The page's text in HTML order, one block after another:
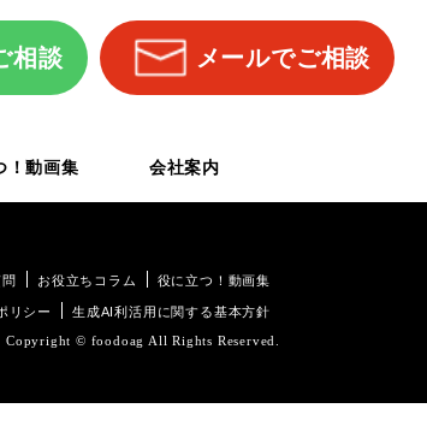
相談 メールでご相談
！動画集 会社案内
お役立ちコラム 役に立つ！動画集
リシー
生成AI利活用に関する基本方針
Copyright © foodoag All Rights Reserved.